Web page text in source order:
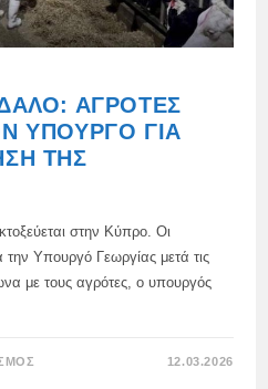
ΑΓΡΌΤΕΣ
ΥΠΟΥΡΓΌ ΓΙΑ
ΤΗΣ
στην Κύπρο. Οι
την Υπουργό Γεωργίας μετά τις
με τους αγρότες, ο υπουργός
12.03.2026